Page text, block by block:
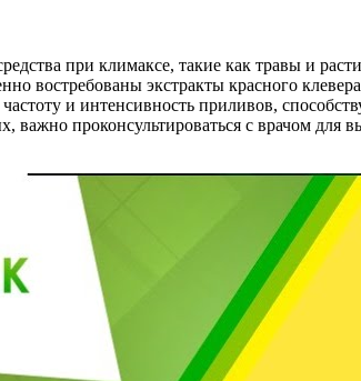
при климаксе, такие как травы и
востребованы экстракты красного
и интенсивность приливов,
проконсультироваться с врачом для